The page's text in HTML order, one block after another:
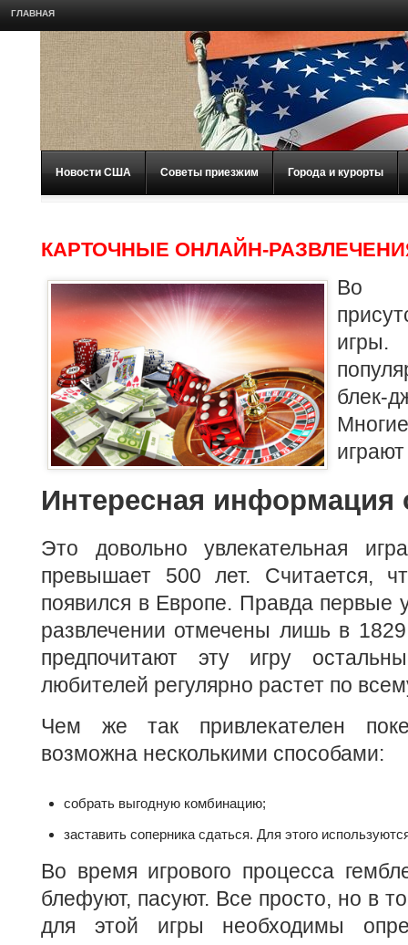
ГЛАВНАЯ
Новости США Советы приезжим Города и курорты
КАРТОЧНЫЕ ОНЛАЙН-
Во
блек-
Интересная информация
Это довольно увлекательная
превышает 500 лет. Считается,
появился в Европе. Правда первые
развлечении отмечены лишь в
предпочитают эту игру
любителей регулярно растет по
Чем же так привлекателен
возможна несколькими способами:
собрать выгодную комбинацию;
заставить соперника сдаться. Для этого
Во время игрового процесса
блефуют, пасуют. Все просто, но в
для этой игры необходимы